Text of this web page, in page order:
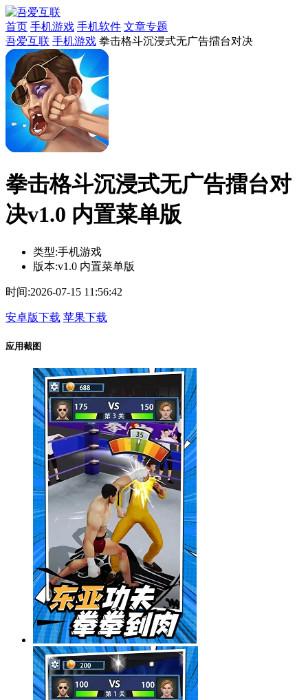
首页 手机游戏 手机软件 文章专题
吾爱互联 手机游戏 拳击格斗沉浸式无广告擂台对决
拳击格斗沉浸式无广告擂台对
决v1.0 内置菜单版
类型:手机游戏
版本:v1.0 内置菜单版
时间:2026-07-15 11:56:42
安卓版下载 苹果下载
应用截图